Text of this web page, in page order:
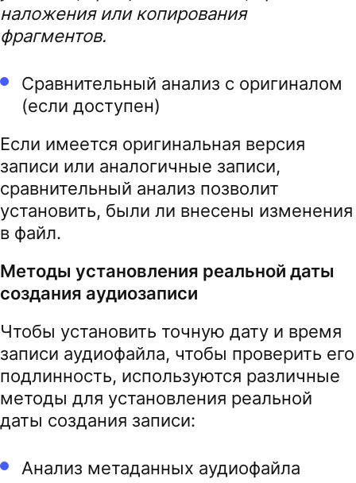
наложения или копирования
фрагментов.
Сравнительный анализ с оригиналом
(если доступен)
Если имеется оригинальная версия
записи или аналогичные записи,
сравнительный анализ позволит
установить, были ли внесены изменения
в файл.
Методы установления реальной даты
создания аудиозаписи
Чтобы установить точную дату и время
записи аудиофайла, чтобы проверить его
подлинность, используются различные
методы для установления реальной
даты создания записи:
Анализ метаданных аудиофайла